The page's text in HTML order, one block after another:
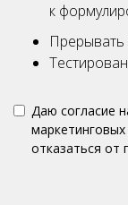
к
Прерывать
Даю согласие
отказаться от